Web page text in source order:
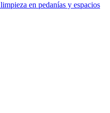
en pedanías y espacios